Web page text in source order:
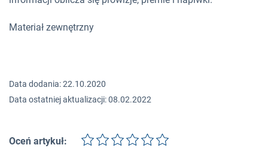
Materiał zewnętrzny
Data dodania: 22.10.2020
Data ostatniej aktualizacji: 08.02.2022
Oceń artykuł: